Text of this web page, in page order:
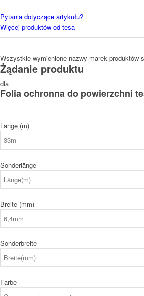
Pytania dotyczące artykułu?
Więcej produktów od tesa
Wszystkie wymienione nazwy marek produktów
Żądanie produktu
dla
Folia ochronna do powierzchni
Länge (m)
Sonderlänge
Breite (mm)
Sonderbreite
Farbe